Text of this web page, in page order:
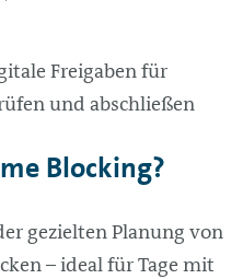
Freigaben für
und abschließen
Blocking?
gezielten Planung von
– ideal für Tage mit